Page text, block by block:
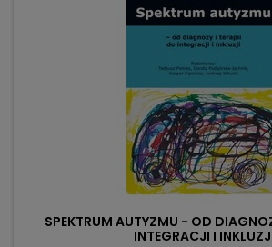
SPEKTRUM AUTYZMU - OD
INTEGRACJI I